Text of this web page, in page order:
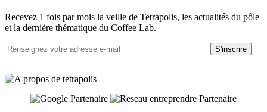
Recevez 1 fois par mois la veille de Tetrapolis, les actualités du pôle
et la dernière thématique du Coffee Lab.
S'inscrire